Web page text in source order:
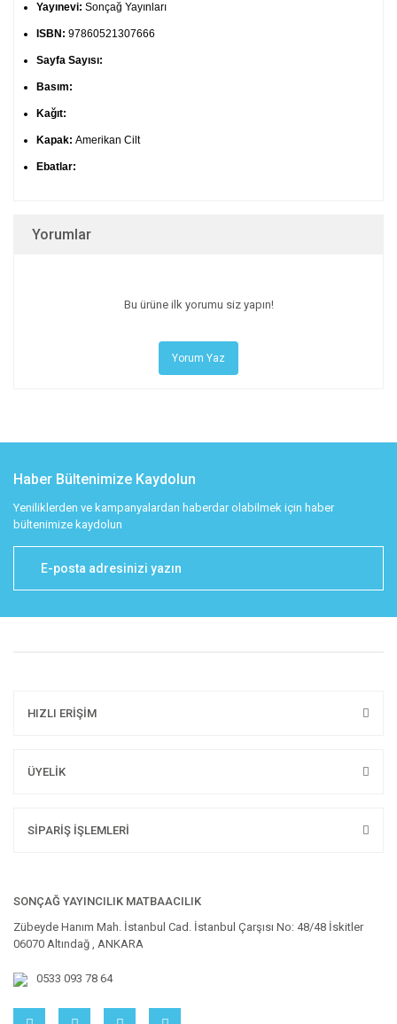
Yayınevi: Sonçağ Yayınları
ISBN: 97860521307666
Sayfa Sayısı:
Basım:
Kağıt:
Kapak: Amerikan Cilt
Ebatlar:
Yorumlar
Bu ürüne ilk yorumu siz yapın!
Yorum Yaz
Haber Bültenimize Kaydolun
Yeniliklerden ve kampanyalardan haberdar olabilmek için haber
bültenimize kaydolun
HIZLI ERİŞİM
ÜYELİK
SİPARİŞ İŞLEMLERİ
SONÇAĞ YAYINCILIK MATBAACILIK
Zübeyde Hanım Mah. İstanbul Cad. İstanbul Çarşısı No: 48/48 İskitler
06070 Altındağ , ANKARA
0533 093 78 64